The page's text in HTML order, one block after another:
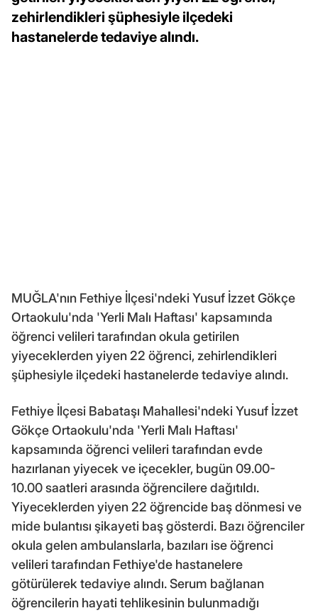
zehirlendikleri şüphesiyle ilçedeki
hastanelerde tedaviye alındı.
MUĞLA'nın Fethiye İlçesi'ndeki Yusuf İzzet Gökçe
Ortaokulu'nda 'Yerli Malı Haftası' kapsamında
öğrenci velileri tarafından okula getirilen
yiyeceklerden yiyen 22 öğrenci, zehirlendikleri
şüphesiyle ilçedeki hastanelerde tedaviye alındı.
Fethiye İlçesi Babataşı Mahallesi'ndeki Yusuf İzzet
Gökçe Ortaokulu'nda 'Yerli Malı Haftası'
kapsamında öğrenci velileri tarafından evde
hazırlanan yiyecek ve içecekler, bugün 09.00-
10.00 saatleri arasında öğrencilere dağıtıldı.
Yiyeceklerden yiyen 22 öğrencide baş dönmesi ve
mide bulantısı şikayeti baş gösterdi. Bazı öğrenciler
okula gelen ambulanslarla, bazıları ise öğrenci
velileri tarafından Fethiye'de hastanelere
götürülerek tedaviye alındı. Serum bağlanan
öğrencilerin hayati tehlikesinin bulunmadığı